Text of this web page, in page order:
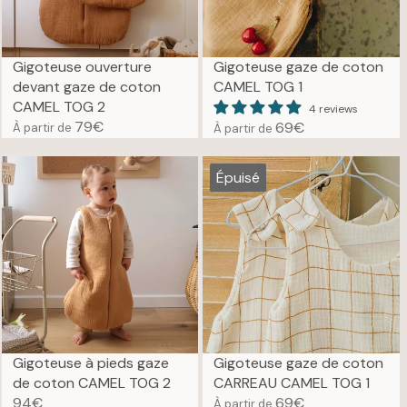
€
I
C
E
6
9
€
Gigoteuse ouverture
devant gaze de coton
CAMEL TOG 2
À partir de R
E
G
U
L
A
R
P
R
I
C
E
7
79€
Gigoteuse gaze de coton
CAMEL TOG 1
4 reviews
À partir de R
E
G
U
L
A
R
P
R
I
C
E
6
9
69€
Gigoteuse à pieds gaze
de coton CAMEL TOG 2
94€
Épuisé
Gigoteuse gaze de coton
CARREAU CAMEL TOG 1
À partir de 69€